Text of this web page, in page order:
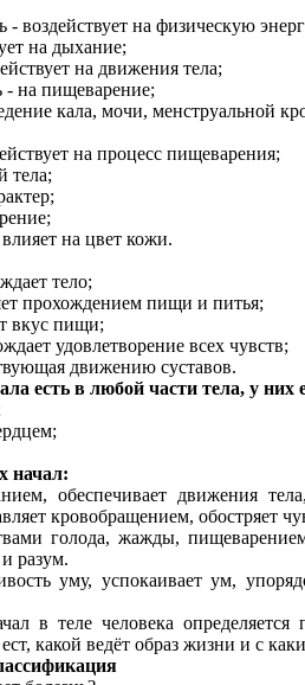
воздействует на физическую
на дыхание;
на движения тела;
на пищеварение;
кала, мочи, менструальной
на процесс пищеварения;
тела;
на цвет кожи.
тело;
прохождением пищи и питья;
вкус пищи;
удовлетворение всех чувств;
движению суставов.
есть в любой части тела, у них
начал:
обеспечивает движения
кровобращением, обостряет
голода, жажды,
разум.
уму, успокаивает ум,
в теле человека
какой ведёт образ жизни и с